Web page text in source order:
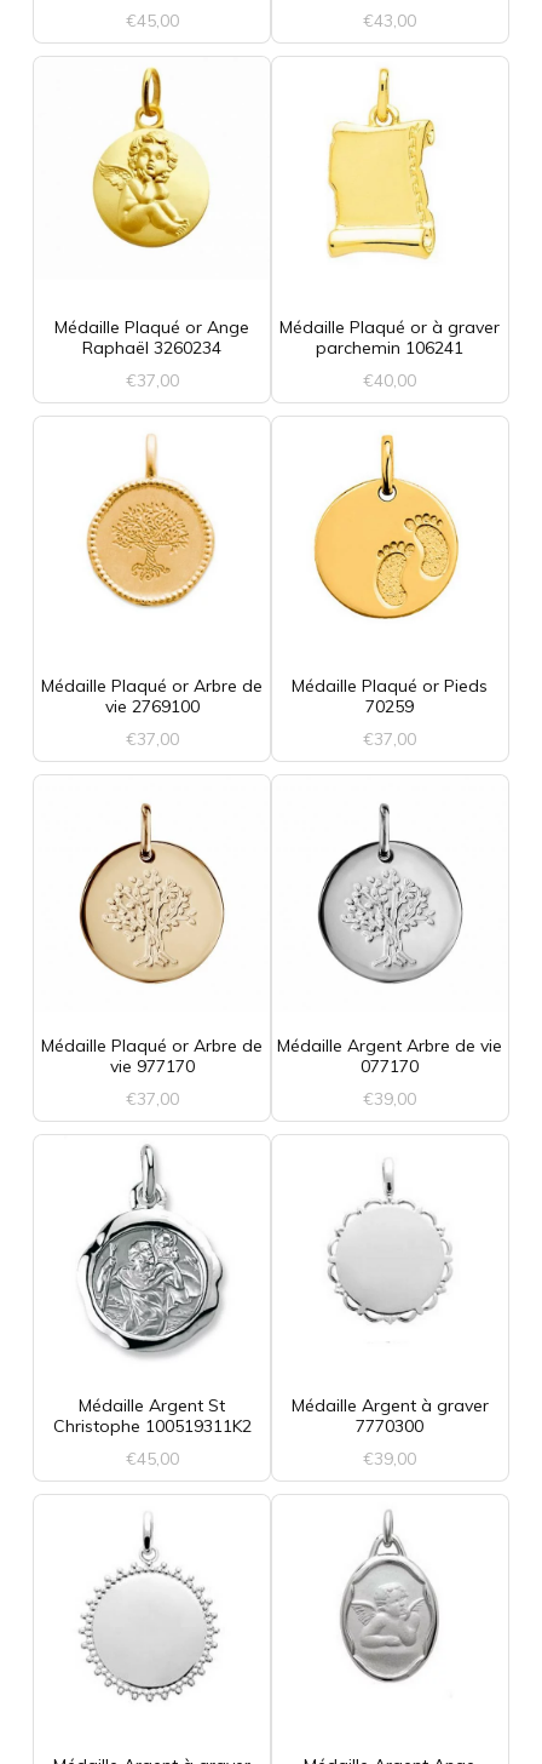
€45,00
€43,00
Médaille Plaqué or Ange
Raphaël 3260234
€37,00
Médaille Plaqué or à graver
parchemin 106241
€40,00
Médaille Plaqué or Arbre de
vie 2769100
€37,00
Médaille Plaqué or Pieds
70259
€37,00
Médaille Plaqué or Arbre de
vie 977170
€37,00
Médaille Argent Arbre de vie
077170
€39,00
Médaille Argent St
Christophe 100519311K2
€45,00
Médaille Argent à graver
7770300
€39,00